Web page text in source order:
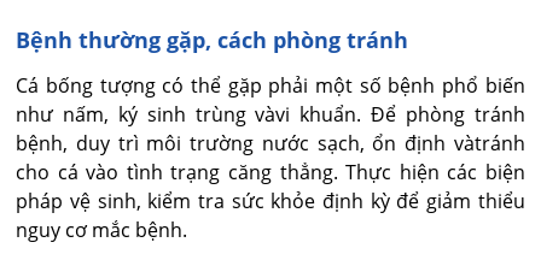
Bệnh thường gặp, cách phòng tránh
Cá bống tượng có thể gặp phải một số bệnh phổ biến
như nấm, ký sinh trùng vàvi khuẩn. Để phòng tránh
bệnh, duy trì môi trường nước sạch, ổn định vàtránh
cho cá vào tình trạng căng thẳng. Thực hiện các biện
pháp vệ sinh, kiểm tra sức khỏe định kỳ để giảm thiểu
nguy cơ mắc bệnh.